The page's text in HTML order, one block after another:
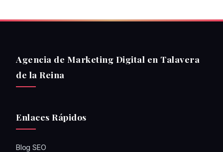
Agencia de Marketing Digital en Talavera
de la Reina
Enlaces Rápidos
Blog SEO